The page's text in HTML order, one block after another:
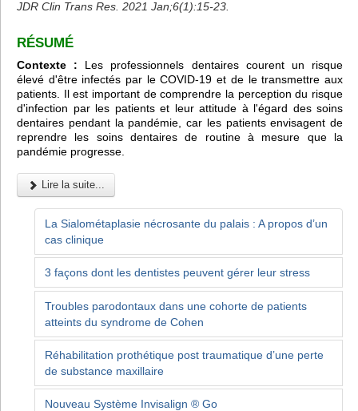
JDR Clin Trans Res. 2021 Jan;6(1):15-23.
RÉSUMÉ
Contexte : Les professionnels dentaires courent un risque
élevé d'être infectés par le COVID-19 et de le transmettre aux
patients. Il est important de comprendre la perception du risque
d'infection par les patients et leur attitude à l'égard des soins
dentaires pendant la pandémie, car les patients envisagent de
reprendre les soins dentaires de routine à mesure que la
pandémie progresse.
Lire la suite...
La Sialométaplasie nécrosante du palais : A propos d’un
cas clinique
3 façons dont les dentistes peuvent gérer leur stress
Troubles parodontaux dans une cohorte de patients
atteints du syndrome de Cohen
Réhabilitation prothétique post traumatique d’une perte
de substance maxillaire
Nouveau Système Invisalign ® Go